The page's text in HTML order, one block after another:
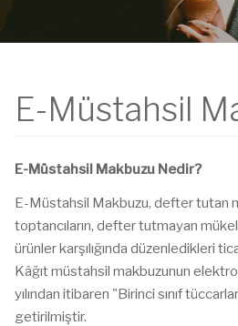
E-Müstahsil
E-Müstahsil Makbuzu Nedir?
E-Müstahsil Makbuzu, defter tutan
toptancıların, defter tutmayan
ürünler karşılığında düzenledikleri
Kâğıt müstahsil makbuzunun
yılından itibaren "Birinci sınıf
getirilmiştir.